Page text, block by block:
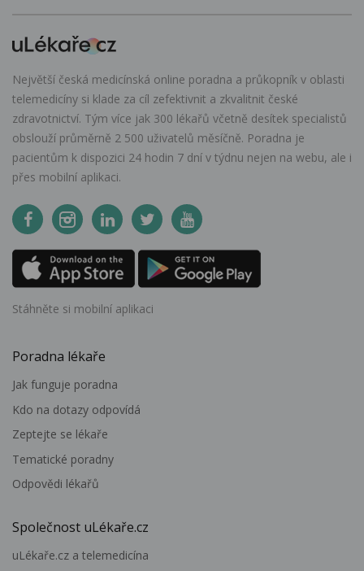
Největší česká medicínská online poradna a průkopník v oblasti
telemedicíny si klade za cíl zefektivnit a zkvalitnit české
zdravotnictví. Tým více jak 300 lékařů včetně desítek specialistů
obslouží průměrně 2 500 uživatelů měsíčně. Poradna je
pacientům k dispozici 24 hodin 7 dní v týdnu nejen na webu, ale i
přes mobilní aplikaci.
Stáhněte si mobilní aplikaci
Poradna lékaře
Jak funguje poradna
Kdo na dotazy odpovídá
Zeptejte se lékaře
Tematické poradny
Odpovědi lékařů
Společnost uLékaře.cz
uLékaře.cz a telemedicína